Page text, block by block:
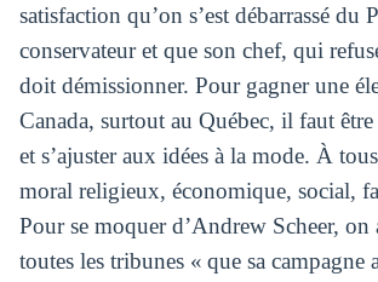
satisfaction qu’on s’est débarrassé du
conservateur et que son chef, qui
doit démissionner. Pour gagner une
Canada, surtout au Québec, il faut
et s’ajuster aux idées à la mode. À
moral religieux, économique, social,
Pour se moquer d’Andrew Scheer, on
toutes les tribunes « que sa campagne